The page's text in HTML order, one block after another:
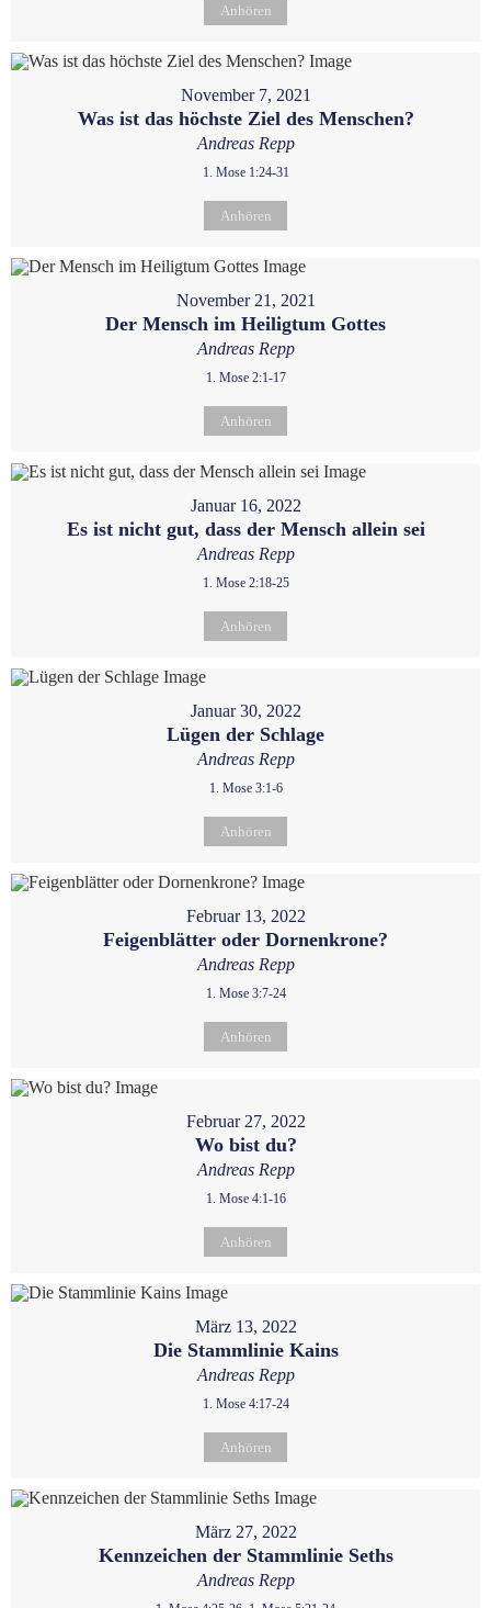
Anhören
November 7, 2021
Was ist das höchste Ziel des Menschen?
Andreas Repp
1. Mose 1:24-31
Anhören
November 21, 2021
Der Mensch im Heiligtum Gottes
Andreas Repp
1. Mose 2:1-17
Anhören
Januar 16, 2022
Es ist nicht gut, dass der Mensch allein sei
Andreas Repp
1. Mose 2:18-25
Anhören
Januar 30, 2022
Lügen der Schlage
Andreas Repp
1. Mose 3:1-6
Anhören
Februar 13, 2022
Feigenblätter oder Dornenkrone?
Andreas Repp
1. Mose 3:7-24
Anhören
Februar 27, 2022
Wo bist du?
Andreas Repp
1. Mose 4:1-16
Anhören
März 13, 2022
Die Stammlinie Kains
Andreas Repp
1. Mose 4:17-24
Anhören
März 27, 2022
Kennzeichen der Stammlinie Seths
Andreas Repp